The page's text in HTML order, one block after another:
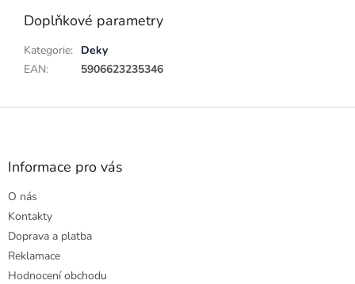
Doplňkové parametry
Kategorie: Deky
EAN: 5906623235346
Z
Informace pro vás
O nás
Kontakty
Doprava a platba
Reklamace
Hodnocení obchodu